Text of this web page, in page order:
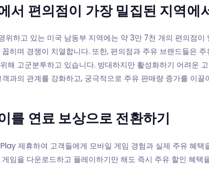
서 편의점이 가장 밀집된 지역에
하고 있는 미국 남동부 지역에는 약 3만 7천 개의 편의점이
히며 경쟁이 치열합니다. 또한, 편의점과 주유 브랜드들은
해 고군분투하고 있습니다. 방대하지만 활성화하기 어려운
과의 관계를 강화하고, 궁극적으로 주유 판매량 증가를 이끌
를 연료 보상으로 전환하기
제휴하여 고객들에게 모바일 게임 경험과 실제 주유 혜
임을 다운로드하고 플레이하기만 해도 즉시 주유 할인 혜택